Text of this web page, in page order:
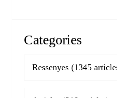
Categories
Ressenyes (1345